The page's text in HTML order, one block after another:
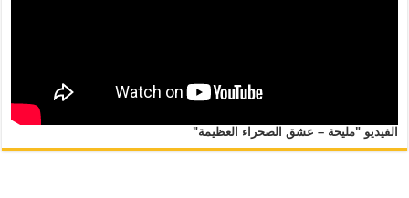
الفيديو "مليحة – عشق الصحراء العظيمة"